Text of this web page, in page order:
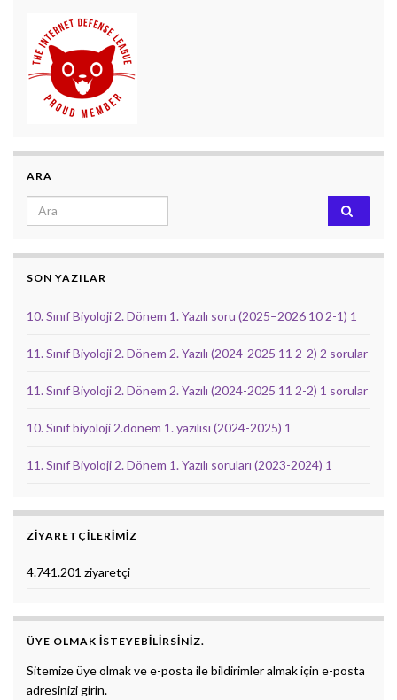
ARA
Search for:
SON YAZILAR
10. Sınıf Biyoloji 2. Dönem 1. Yazılı soru (2025–2026 10 2-1) 1
11. Sınıf Biyoloji 2. Dönem 2. Yazılı (2024-2025 11 2-2) 2 sorular
11. Sınıf Biyoloji 2. Dönem 2. Yazılı (2024-2025 11 2-2) 1 sorular
10. Sınıf biyoloji 2.dönem 1. yazılısı (2024-2025) 1
11. Sınıf Biyoloji 2. Dönem 1. Yazılı soruları (2023-2024) 1
ZIYARETÇILERIMIZ
4.741.201 ziyaretçi
ÜYE OLMAK ISTEYEBILIRSINIZ.
Sitemize üye olmak ve e-posta ile bildirimler almak için e-posta
adresinizi girin.